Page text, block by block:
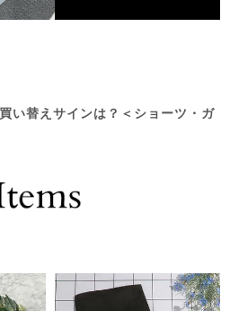
い替えサインは？＜ショーツ・ガ